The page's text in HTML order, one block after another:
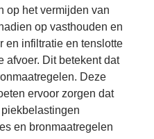
op het vermijden van
op vasthouden en
en infiltratie en tenslotte
afvoer. Dit betekent dat
Deze
ervoor zorgen dat
en bronmaatregelen